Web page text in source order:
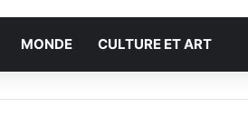
MONDE CULTURE ET ART